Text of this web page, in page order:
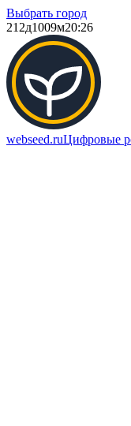
Выбрать город
212д1009м20:26
webseed.ruЦифровые